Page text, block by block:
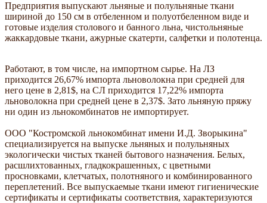
Предприятия выпускают льняные и полульняные ткани
шириной до 150 см в отбеленном и полуотбеленном виде и
готовые изделия столового и банного льна, чистольняные
жаккардовые ткани, ажурные скатерти, салфетки и полотенца.
Работают, в том числе, на импортном сырье. На ЛЗ
приходится 26,67% импорта льноволокна при средней для
него цене в 2,81$, на СЛ приходится 17,22% импорта
льноволокна при средней цене в 2,37$. Зато льняную пряжу
ни один из льнокомбинатов не импортирует.
ООО "Костромской льнокомбинат имени И.Д. Зворыкина"
специализируется на выпуске льняных и полульняных
экологически чистых тканей бытового назначения. Белых,
расшлихтованных, гладкокрашенных, с цветными
просновками, клетчатых, полотняного и комбинированного
переплетений. Все выпускаемые ткани имеют гигиенические
сертификаты и сертификаты соответствия, характеризуются